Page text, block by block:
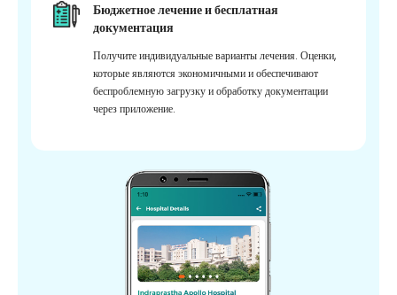
Бюджетное лечение и бесплатная
документация
Получите индивидуальные варианты лечения. Оценки,
которые являются экономичными и обеспечивают
беспроблемную загрузку и обработку документации
через приложение.